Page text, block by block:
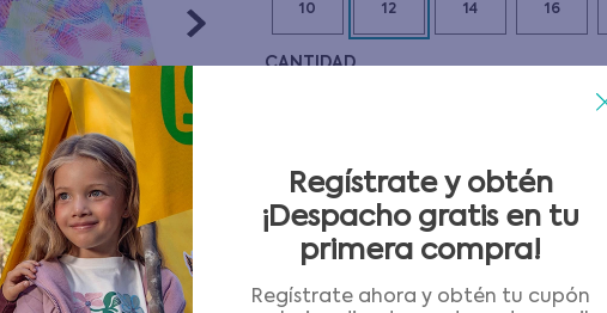
10 12 14 16
CANTIDAD
AGREGAR AL CARRITO
Condiciones para cambios y devoluciones
Regístrate y obtén
¡Despacho gratis en tu
primera compra!
Regístrate ahora y obtén tu cupón